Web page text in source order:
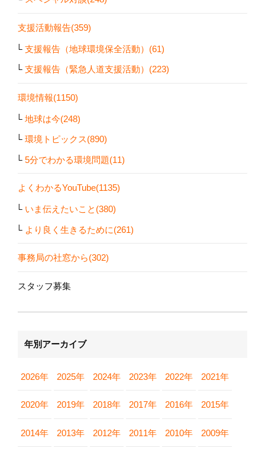
支援活動報告(359)
支援報告（地球環境保全活動）(61)
支援報告（緊急人道支援活動）(223)
環境情報(1150)
地球は今(248)
環境トピックス(890)
5分でわかる環境問題(11)
よくわかるYouTube(1135)
いま伝えたいこと(380)
より良く生きるために(261)
事務局の社窓から(302)
スタッフ募集
年別アーカイブ
2026年 2025年 2024年 2023年 2022年 2021年
2020年 2019年 2018年 2017年 2016年 2015年
2014年 2013年 2012年 2011年 2010年 2009年